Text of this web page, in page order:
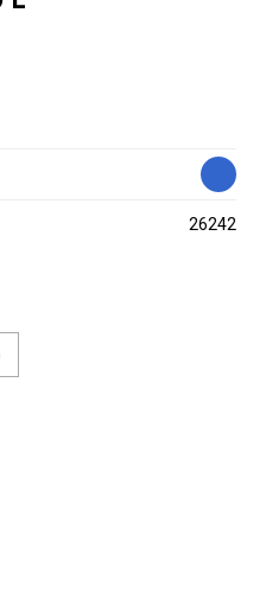
26242